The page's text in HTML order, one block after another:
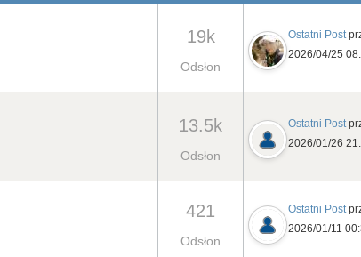
19k
Odsłon
Ostatni Post
2026/04/25
13.5k
Odsłon
Ostatni Post
2026/01/26
421
Odsłon
Ostatni Post
2026/01/11